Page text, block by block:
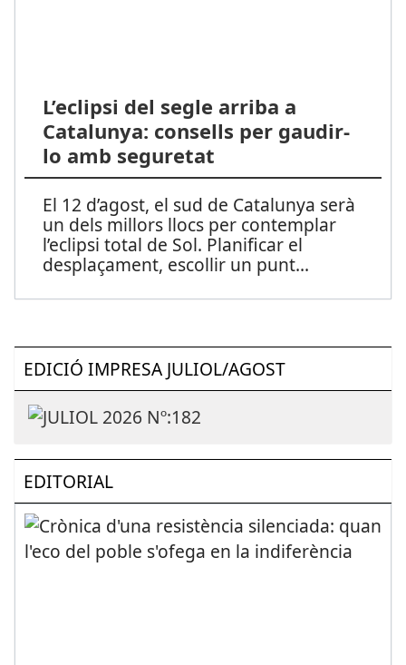
L’eclipsi del segle arriba a
Catalunya: consells per gaudir-
lo amb seguretat
El 12 d’agost, el sud de Catalunya serà
un dels millors llocs per contemplar
l’eclipsi total de Sol. Planificar el
desplaçament, escollir un punt...
EDICIÓ IMPRESA JULIOL/AGOST
EDITORIAL